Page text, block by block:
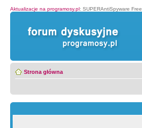
Aktualizacje na programosy.pl: SUPERAntiSpyware Free
Strona główna